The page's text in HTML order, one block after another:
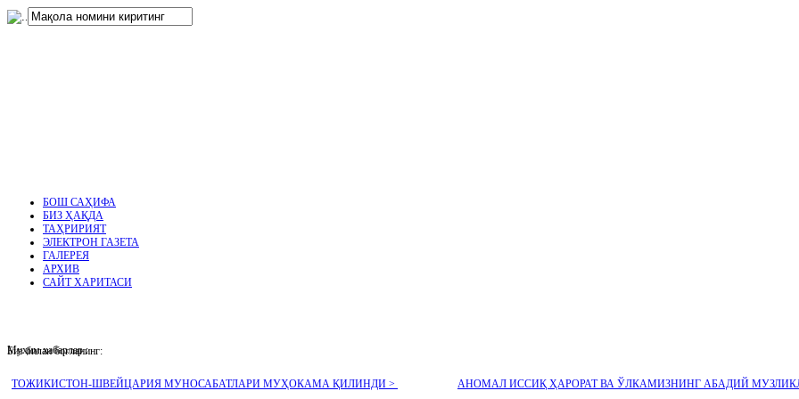
.
БОШ САҲИФА
БИЗ ҲАҚДА
ТАҲРИРИЯТ
ЭЛЕКТРОН ГАЗЕТА
ГАЛЕРЕЯ
АРХИВ
САЙТ ХАРИТАСИ
Муҳим хабарлар :
ТОЖИКИСТОН-ШВЕЙЦАРИЯ МУНОСАБАТЛАРИ МУҲОКАМА ҚИЛИНДИ > АНОМАЛ ИССИҚ ҲАРОРАТ ВА ЎЛКАМИЗНИНГ АБАДИЙ
Биз билан боғланинг: